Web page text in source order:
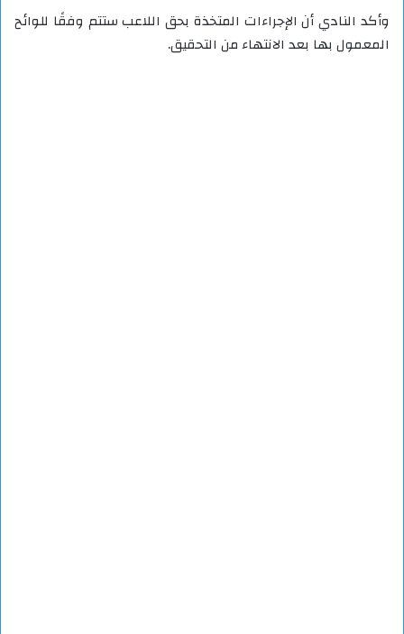
وأكد النادي أن الإجراءات المتخذة بحق اللاعب ستتم وفقًا للوائح
المعمول بها بعد الانتهاء من التحقيق.